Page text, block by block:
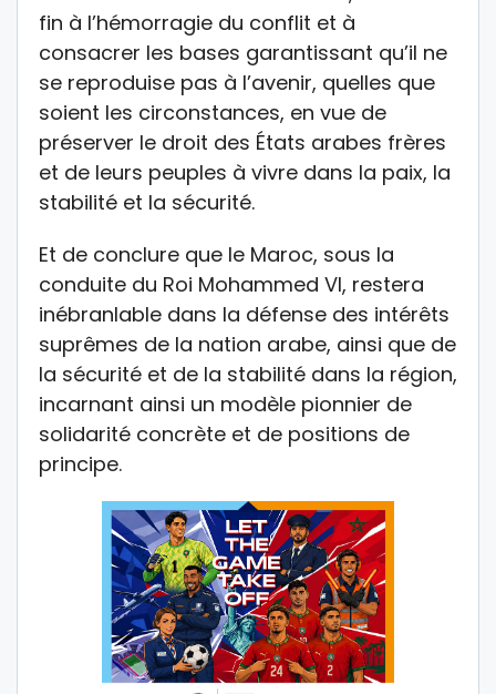
fin à l’hémorragie du conflit et à
consacrer les bases garantissant qu’il ne
se reproduise pas à l’avenir, quelles que
soient les circonstances, en vue de
préserver le droit des États arabes frères
et de leurs peuples à vivre dans la paix, la
stabilité et la sécurité.
Et de conclure que le Maroc, sous la
conduite du Roi Mohammed VI, restera
inébranlable dans la défense des intérêts
suprêmes de la nation arabe, ainsi que de
la sécurité et de la stabilité dans la région,
incarnant ainsi un modèle pionnier de
solidarité concrète et de positions de
principe.